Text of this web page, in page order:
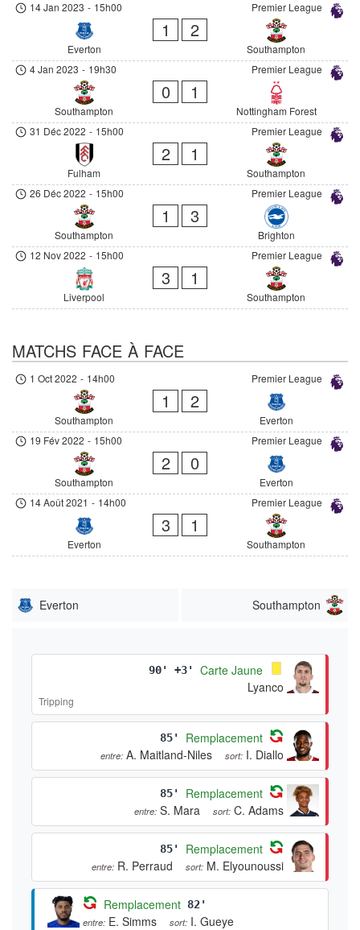
Premier League
14 Jan 2023 - 15h00
Everton
1 2
Southampton
Premier League
4 Jan 2023 - 19h30
Southampton
0 1
Nottingham Forest
Premier League
31 Déc 2022 - 15h00
Fulham
2 1
Southampton
Premier League
26 Déc 2022 - 15h00
Southampton
1 3
Brighton
Premier League
12 Nov 2022 - 15h00
Liverpool
3 1
Southampton
MATCHS FACE À FACE
Premier League
1 Oct 2022 - 14h00
Southampton
1 2
Everton
Premier League
19 Fév 2022 - 15h00
Southampton
2 0
Everton
Premier League
14 Août 2021 - 14h00
Everton
3 1
Southampton
Everton Southampton
90' +3'
Carte Jaune
Lyanco
Tripping
85' Remplacement
entre: A. Maitland-Niles sort: I. Diallo
85' Remplacement
entre: S. Mara sort: C. Adams
85' Remplacement
entre: R. Perraud sort: M. Elyounoussi
Remplacement 82'
entre: E. Simms sort: I. Gueye